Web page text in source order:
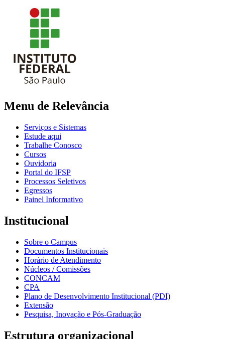
Menu de Relevância
Serviços e Sistemas
Estude aqui
Trabalhe Conosco
Cursos
Ouvidoria
Portal do IFSP
Processos Seletivos
Egressos
Painel Informativo
Institucional
Sobre o Campus
Documentos Institucionais
Horário de Atendimento
Núcleos / Comissões
CONCAM
CPA
Plano de Desenvolvimento Institucional (PDI)
Extensão
Pesquisa, Inovação e Pós-Graduação
Estrutura organizacional